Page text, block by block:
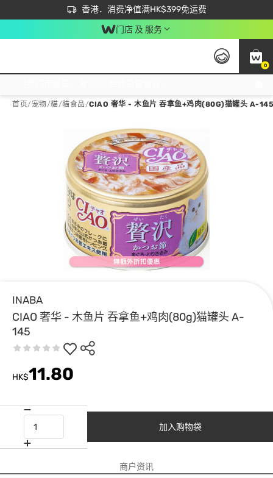
香港．消费净值满HK$399免运费
立即成为易赏钱会员尽享独家优惠
首次APP下单买满$450 输入 NEWAPP 即减$50
门店 及 服务
0
首页/ 宠物/貓/貓食品/CIAO 奢华 - 木鱼片 吞拿鱼+鸡肉(80G)猫罐头 A-145
INABA
CIAO 奢华 - 木鱼片 吞拿鱼+鸡肉(80g)猫罐头 A-
145
HK$11.80
加入购物袋
商户资讯